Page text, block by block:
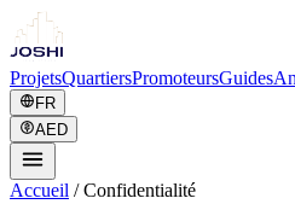
ProjetsQuartiersPromoteursGuides
FR
AED
Accueil /Confidentialité